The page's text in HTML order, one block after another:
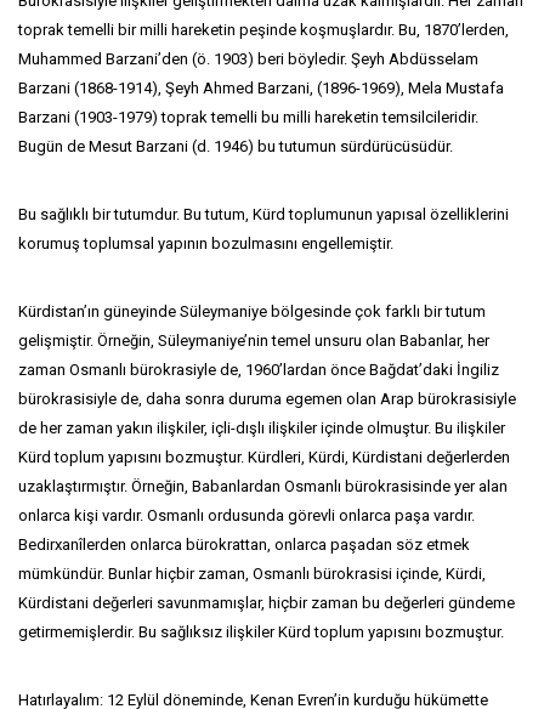
toprak temelli bir milli hareketin peşinde koşmuşlardır. Bu, 1870’lerden,
Muhammed Barzani’den (ö. 1903) beri böyledir. Şeyh Abdüsselam
Barzani (1868-1914), Şeyh Ahmed Barzani, (1896-1969), Mela Mustafa
Barzani (1903-1979) toprak temelli bu milli hareketin temsilcileridir.
Bugün de Mesut Barzani (d. 1946) bu tutumun sürdürücüsüdür.
Bu sağlıklı bir tutumdur. Bu tutum, Kürd toplumunun yapısal özelliklerini
korumuş toplumsal yapının bozulmasını engellemiştir.
Kürdistan’ın güneyinde Süleymaniye bölgesinde çok farklı bir tutum
gelişmiştir. Örneğin, Süleymaniye’nin temel unsuru olan Babanlar, her
zaman Osmanlı bürokrasiyle de, 1960’lardan önce Bağdat’daki İngiliz
bürokrasisiyle de, daha sonra duruma egemen olan Arap bürokrasisiyle
de her zaman yakın ilişkiler, içli-dışlı ilişkiler içinde olmuştur. Bu ilişkiler
Kürd toplum yapısını bozmuştur. Kürdleri, Kürdi, Kürdistani değerlerden
uzaklaştırmıştır. Örneğin, Babanlardan Osmanlı bürokrasisinde yer alan
onlarca kişi vardır. Osmanlı ordusunda görevli onlarca paşa vardır.
Bedirxanîlerden onlarca bürokrattan, onlarca paşadan söz etmek
mümkündür. Bunlar hiçbir zaman, Osmanlı bürokrasisi içinde, Kürdi,
Kürdistani değerleri savunmamışlar, hiçbir zaman bu değerleri gündeme
getirmemişlerdir. Bu sağlıksız ilişkiler Kürd toplum yapısını bozmuştur.
Hatırlayalım: 12 Eylül döneminde, Kenan Evren’in kurduğu hükümette